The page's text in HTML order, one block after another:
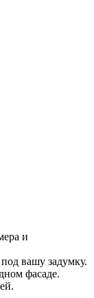
и
вашу задумку.
фасаде.